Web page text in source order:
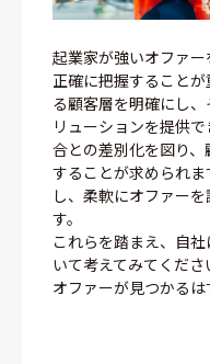
起業家が強いオファ
正確に把握すること
る顧客層を明確にし
リューションを提供
合との差別化を図り
することが求められ
し、柔軟にオファー
す。
これらを踏まえ、自
いて考えてみてくだ
オファーが見つかるは